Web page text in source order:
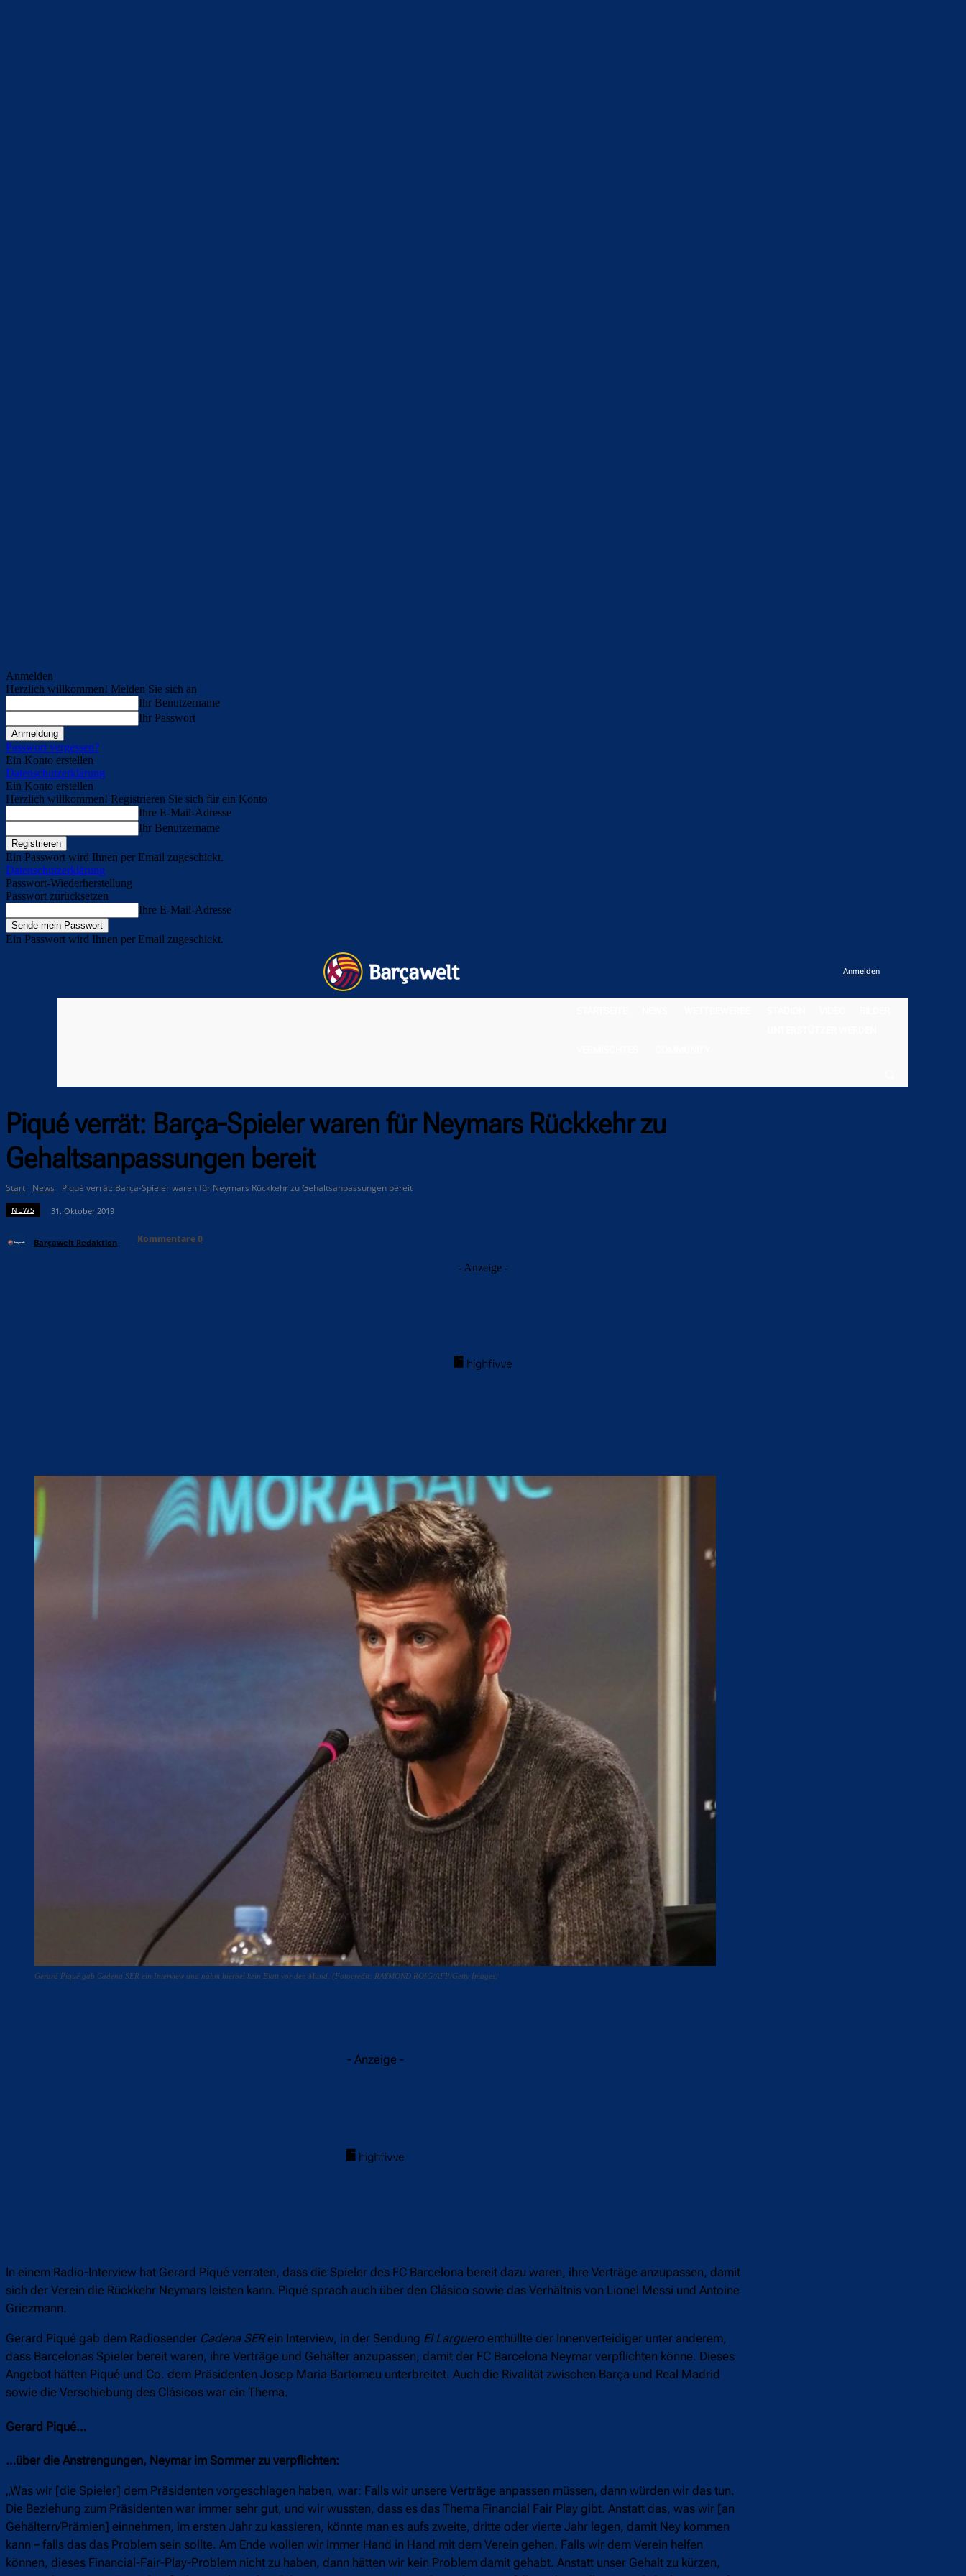
Anmelden
Herzlich willkommen! Melden Sie sich an
Ihr Benutzername
Ihr Passwort
Passwort vergessen?
Ein Konto erstellen
Datenschutzerklärung
Ein Konto erstellen
Herzlich willkommen! Registrieren Sie sich für ein Konto
Ihre E-Mail-Adresse
Ihr Benutzername
Ein Passwort wird Ihnen per Email zugeschickt.
Datenschutzerklärung
Passwort-Wiederherstellung
Passwort zurücksetzen
Ihre E-Mail-Adresse
Ein Passwort wird Ihnen per Email zugeschickt.
Anmelden
Piqué verrät: Barça-Spieler waren für Neymars Rückkehr zu
Gehaltsanpassungen bereit
Start News Piqué verrät: Barça-Spieler waren für Neymars Rückkehr zu Gehaltsanpassungen bereit
NEWS 31. Oktober 2019
Barçawelt Redaktion Kommentare0
- Anzeige -
Gerard Piqué gab Cadena SER ein Interview und nahm hierbei kein Blatt vor den Mund. (Fotocredit: RAYMOND ROIG/AFP/Getty Images)
- Anzeige -
In einem Radio-Interview hat Gerard Piqué verraten, dass die Spieler des FC Barcelona bereit dazu waren, ihre Verträge anzupassen, damit
sich der Verein die Rückkehr Neymars leisten kann. Piqué sprach auch über den Clásico sowie das Verhältnis von Lionel Messi und Antoine
Griezmann.
Gerard Piqué gab dem Radiosender Cadena SERein Interview, in der Sendung El Larguero enthüllte der Innenverteidiger unter anderem,
dass Barcelonas Spieler bereit waren, ihre Verträge und Gehälter anzupassen, damit der FC Barcelona Neymar verpflichten könne. Dieses
Angebot hätten Piqué und Co. dem Präsidenten Josep Maria Bartomeu unterbreitet. Auch die Rivalität zwischen Barça und Real Madrid
sowie die Verschiebung des Clásicos war ein Thema.
Gerard Piqué…
…über die Anstrengungen, Neymar im Sommer zu verpflichten:
„Was wir [die Spieler] dem Präsidenten vorgeschlagen haben, war: Falls wir unsere Verträge anpassen müssen, dann würden wir das tun.
Die Beziehung zum Präsidenten war immer sehr gut, und wir wussten, dass es das Thema Financial Fair Play gibt. Anstatt das, was wir [an
Gehältern/Prämien] einnehmen, im ersten Jahr zu kassieren, könnte man es aufs zweite, dritte oder vierte Jahr legen, damit Ney kommen
kann – falls das das Problem sein sollte. Am Ende wollen wir immer Hand in Hand mit dem Verein gehen. Falls wir dem Verein helfen
können, dieses Financial-Fair-Play-Problem nicht zu haben, dann hätten wir kein Problem damit gehabt. Anstatt unser Gehalt zu kürzen,